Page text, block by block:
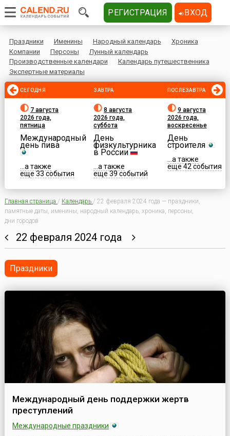
Праздники Именины Народный календарь
Хроника
Компании
Персоны
Лунный календарь
Производственные календари
Календарь путешественника
Экспертные материалы
СЕГОДНЯ
7 августа
2026 года,
пятница
Международный
день пива
...а также
еще 33 события
ЗАВТРА
8 августа
2026 года,
суббота
День
физкультурника
в России
...а также
еще 39 событий
ПОСЛЕЗАВТРА
9 августа
2026 года,
воскресенье
День
строителя
...а также
еще 42 события
Главная страница / Календарь / 22 февраля 2024 года — праздники,
памятные даты, именины, народный календарь, хроника, персоны,
дни городов
22 февраля 2024 года
Праздники
Международный день поддержки жертв
преступлений
Международные праздники
РЕГИСТРАЦИЯ ВХОД